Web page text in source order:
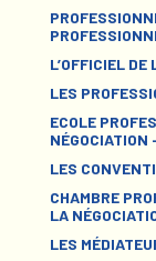
L’OFFICIEL DE
LES
ECOLE
NÉGOCIATION
LES
CHAMBRE
LA
LES